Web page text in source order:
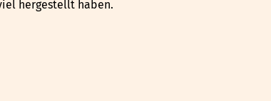
hergestellt haben.